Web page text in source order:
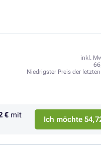
inkl.
Niedrigster Preis der
€ mit
Ich möchte